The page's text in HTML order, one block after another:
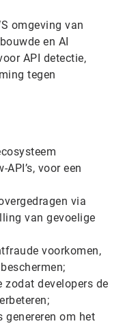
omgeving van
en AI
API detectie,
tegen
voor een
via
van gevoelige
voorkomen,
zodat developers de
genereren om het